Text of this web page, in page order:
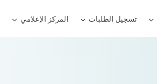
تسجيل الطلبات المركز الإعلامي